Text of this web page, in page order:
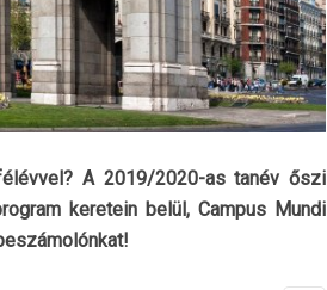
A 2019/2020-as tanév őszi
keretein belül, Campus Mundi